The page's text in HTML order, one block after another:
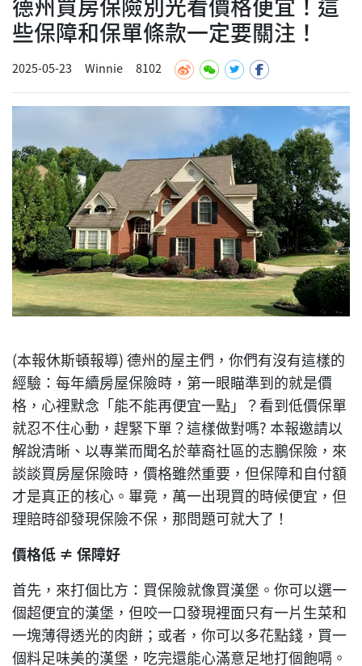
些保障和保單條款一定要關注！
2025-05-23 Winnie 8102
(本報休斯頓報導) 德州的屋主們，你們有沒有這樣的
經驗：每年續房屋保險時，第一眼瞄準到的就是價
格，心裡默念「能不能再便宜一點」？看到低價保單
就忍不住心動，趕緊下單？這樣做對嗎? 本報邀請以
解說清晰、以專業而聞名於華裔社區的志鵬保險，來
談談買房屋保險時，價格雖然重要，但保障和自付額
才是真正的核心。畢竟，萬一出現買的時候便宜，但
理賠時卻發現保險不保，那問題可就大了！
價格低 ≠ 保障好
首先，來打個比方：買保險就像買漢堡。你可以選一
個超便宜的漢堡，但咬一口發現裡面只有一片生菜和
一塊薄得透光的肉餅；或者，你可以多花點錢，買一
個料足味美的漢堡，吃完還能心滿意足地打個飽嗝。